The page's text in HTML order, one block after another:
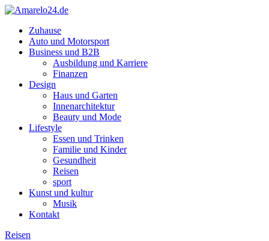
Zuhause
Auto und Motorsport
Business und B2B
Ausbildung und Karriere
Finanzen
Design
Haus und Garten
Innenarchitektur
Beauty und Mode
Lifestyle
Essen und Trinken
Familie und Kinder
Gesundheit
Reisen
sport
Kunst und kultur
Musik
Kontakt
Reisen